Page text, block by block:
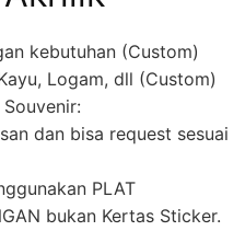
kebutuhan (Custom)
Logam, dll (Custom)
dan bisa request sesuai
PLAT
bukan Kertas Sticker.